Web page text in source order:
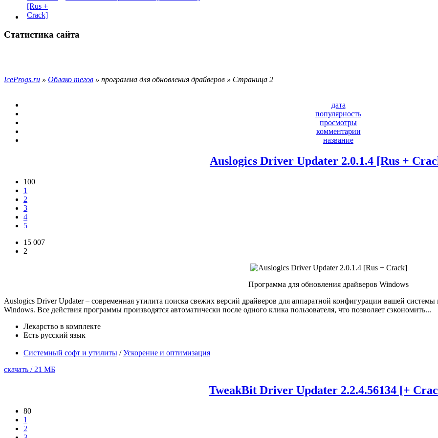
Статистика сайта
IceProgs.ru » Облако тегов » программа для обновления драйверов » Страница 2
дата
популярность
просмотры
комментарии
название
Auslogics Driver Updater 2.0.1.4 [Rus +
100
1
2
3
4
5
15 007
2
Программа для обновления драйверов Windows
Auslogics Driver Updater – современная утилита поиска свежих версий драйверов для аппаратной конфигурации вашей
Windows. Все действия программы производятся автоматически после одного клика пользователя, что позволяет сэкономить...
Лекарство в комплекте
Есть русский язык
Системный софт и утилиты /Ускорение и оптимизация
скачать / 21 МБ
TweakBit Driver Updater 2.2.4.56134 [+
80
1
2